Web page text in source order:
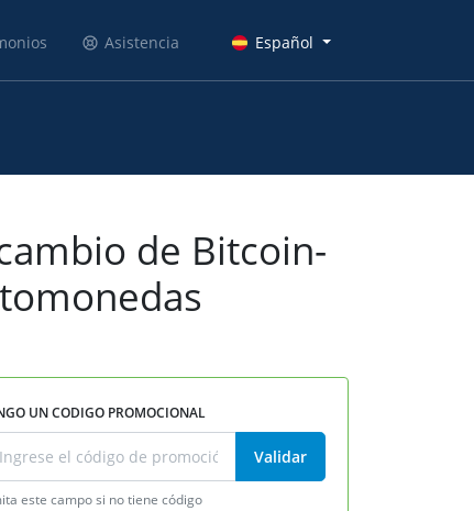
Asistencia Español
de Bitcoin-
UN CODIGO PROMOCIONAL
Validar
este campo si no tiene código